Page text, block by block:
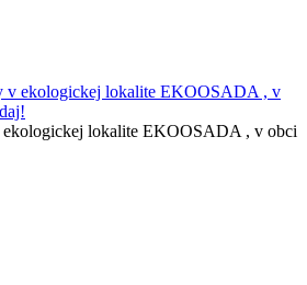
lokalite EKOOSADA , v obci